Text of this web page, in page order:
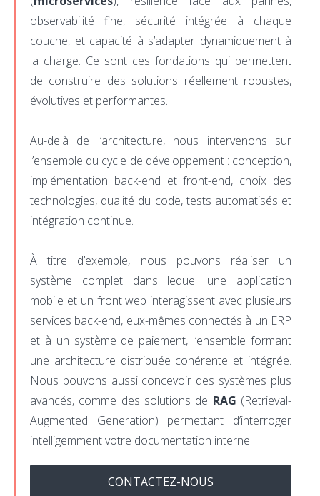
observabilité fine, sécurité intégrée à chaque
couche, et capacité à s’adapter dynamiquement à
la charge. Ce sont ces fondations qui permettent
de construire des solutions réellement robustes,
évolutives et performantes.
Au-delà de l’architecture, nous intervenons sur
l’ensemble du cycle de développement : conception,
implémentation back-end et front-end, choix des
technologies, qualité du code, tests automatisés et
intégration continue.
À titre d’exemple, nous pouvons réaliser un
système complet dans lequel une application
mobile et un front web interagissent avec plusieurs
services back-end, eux-mêmes connectés à un ERP
et à un système de paiement, l’ensemble formant
une architecture distribuée cohérente et intégrée.
Nous pouvons aussi concevoir des systèmes plus
avancés, comme des solutions de RAG (Retrieval-
Augmented Generation) permettant d’interroger
intelligemment votre documentation interne.
CONTACTEZ-NOUS